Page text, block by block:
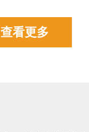
查看更多